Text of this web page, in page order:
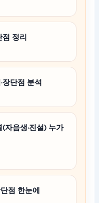
점 정리
장단점 분석
자음생·진설) 누가
점 한눈에